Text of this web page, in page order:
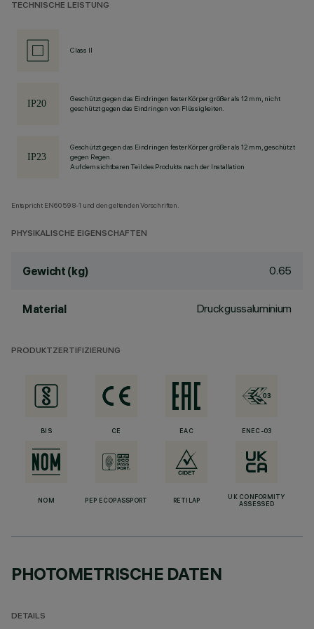
TECHNISCHE LEISTUNG
Class II
Geschützt gegen das Eindringen fester Körper größer als 12 mm, nicht
geschützt gegen das Eindringen von Flüssigkeiten.
Geschützt gegen das Eindringen fester Körper größer als 12 mm, geschützt
gegen Regen.
Auf dem sichtbaren Teil des Produkts nach der Installation
Entspricht EN60598-1 und den geltenden Vorschriften.
PHYSIKALISCHE EIGENSCHAFTEN
Gewicht (kg) 0.65
Material Druckgussaluminium
PRODUKTZERTIFIZIERUNG
BIS CE EAC ENEC-03
NOM PEP ECOPASSPORT RETILAP
UK CONFORMITY
ASSESSED
PHOTOMETRISCHE DATEN
DETAILS